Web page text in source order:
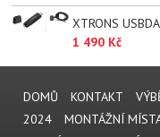
XTRONS
1 490 Kč
DOMŮ KONTAKT
2024
MONTÁŽNÍ